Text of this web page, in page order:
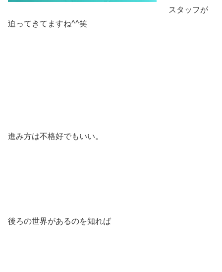
スタッフが
迫ってきてますね^^笑
進み方は不格好でもいい。
後ろの世界があるのを知れば